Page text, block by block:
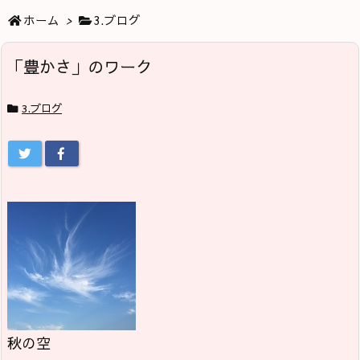
ホーム > 3.ブログ
「豊かさ」のワーク
3.ブログ
秋の空